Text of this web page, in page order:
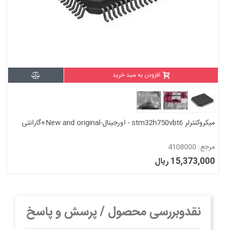
افزودن به سبد خرید
میکروکنترلر stm32h750vbt6 - اورجینال-New and original+گارانتی
مرجع: 4108000
15,373,000 ریال
نقدوبررسی محصول / پرسش و پاسخ